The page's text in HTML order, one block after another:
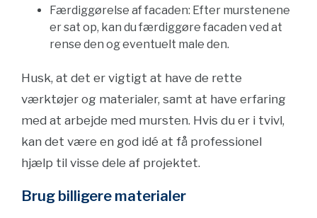
Færdiggørelse af facaden: Efter murstenene
er sat op, kan du færdiggøre facaden ved at
rense den og eventuelt male den.
Husk, at det er vigtigt at have de rette
værktøjer og materialer, samt at have erfaring
med at arbejde med mursten. Hvis du er i tvivl,
kan det være en god idé at få professionel
hjælp til visse dele af projektet.
Brug billigere materialer